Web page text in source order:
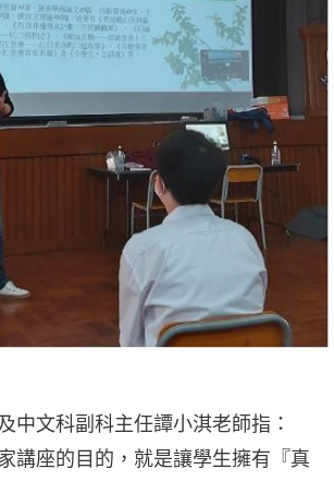
中文科副科主任譚小淇老師指：
講座的目的，就是讓學生擁有『真